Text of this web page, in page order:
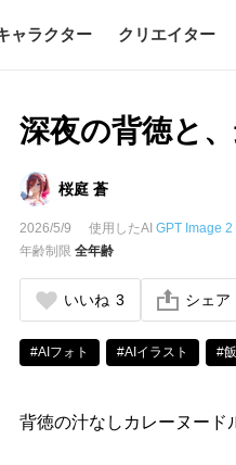
ャラクター クリエイター
深夜の背徳と
桜庭 蒼
2026/5/9 使用したAIGPT Image 2
年齢制限全年齢
いいね 3 シェア
#AIフォト #AIイラスト #
背徳の汁なしカレーヌー